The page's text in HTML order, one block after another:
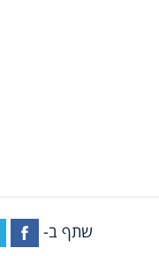
שתף ב-